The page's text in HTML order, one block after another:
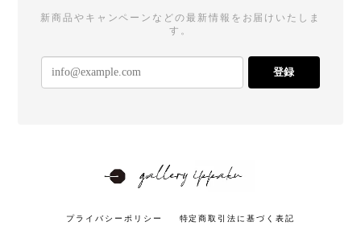
新商品やキャンペーンなどの最新情報をお届けいたしま
す。
登録
プライバシーポリシー 特定商取引法に基づく表記